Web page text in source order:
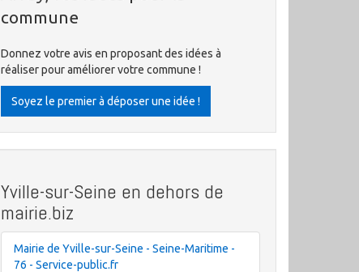
commune
Donnez votre avis en proposant des idées à
réaliser pour améliorer votre commune !
Soyez le premier à déposer une idée !
Yville-sur-Seine en dehors de
mairie.biz
Mairie de Yville-sur-Seine - Seine-Maritime -
76 - Service-public.fr